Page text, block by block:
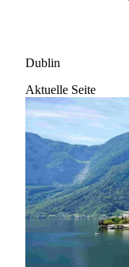
Dublin
Aktuelle Seite